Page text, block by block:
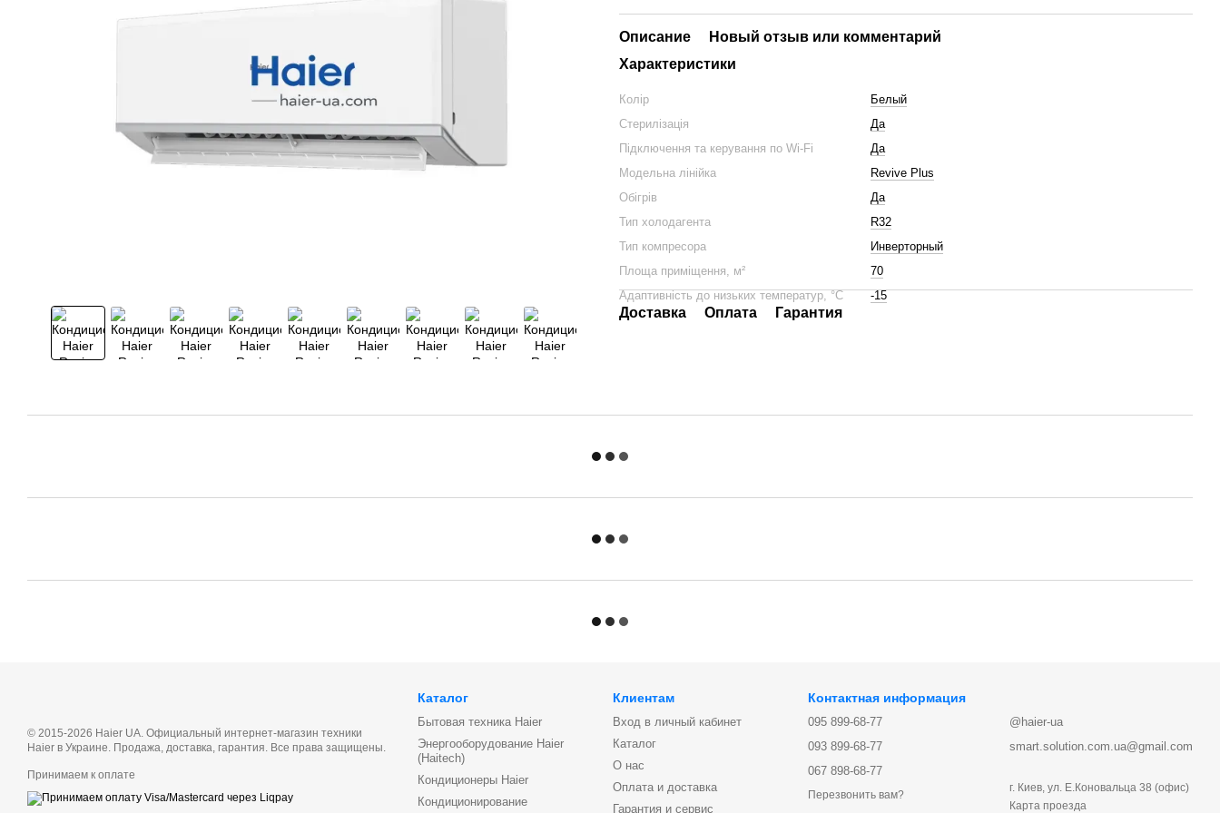
Описание
Новый отзыв или комментарий
Характеристики
Колір
Белый
Стерилізація
Да
Підключення та керування по Wi-Fi
Да
Модельна лінійка
Revive Plus
Обігрів
Да
Тип холодагента
R32
Тип компресора
Инверторный
Площа приміщення, м²
70
Адаптивність до низьких температур, °С
-15
Доставка Оплата Гарантия
© 2015-2026 Haier UA. Официальный интернет-магазин техники
Haier в Украине. Продажа, доставка, гарантия. Все права защищены.
Принимаем к оплате
Каталог
Бытовая техника Haier
Энергооборудование Haier
(Haitech)
Кондиционеры Haier
Кондиционирование
Клиентам
Вход в личный кабинет
Каталог
О нас
Оплата и доставка
Гарантия и сервис
Контактная информация
095 899-68-77
093 899-68-77
067 898-68-77
Перезвонить вам?
@haier-ua
smart.solution.com.ua@gmail.com
г. Киев, ул. Е.Коновальца 38 (офис)
Карта проезда